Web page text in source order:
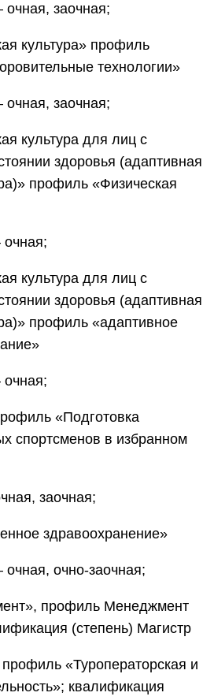
заочная;
культура» профиль
технологии»
заочная;
культура для лиц с
здоровья (адаптивная
профиль «Физическая
культура для лиц с
здоровья (адаптивная
профиль «адаптивное
«Подготовка
спортсменов в избранном
заочная;
здравоохранение»
очно-заочная;
профиль Менеджмент
(степень) Магистр
«Туроператорская и
квалификация